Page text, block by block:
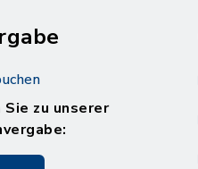
zu unserer